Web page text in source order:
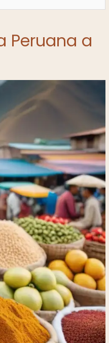
Peruana a